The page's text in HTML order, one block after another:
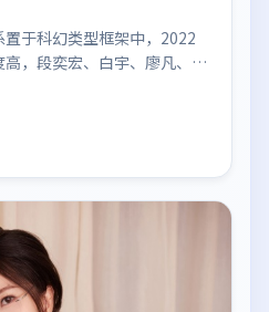
于科幻类型框架中，2022
，段奕宏、白宇、廖凡、肖
体气质偏日本都市与冷色调